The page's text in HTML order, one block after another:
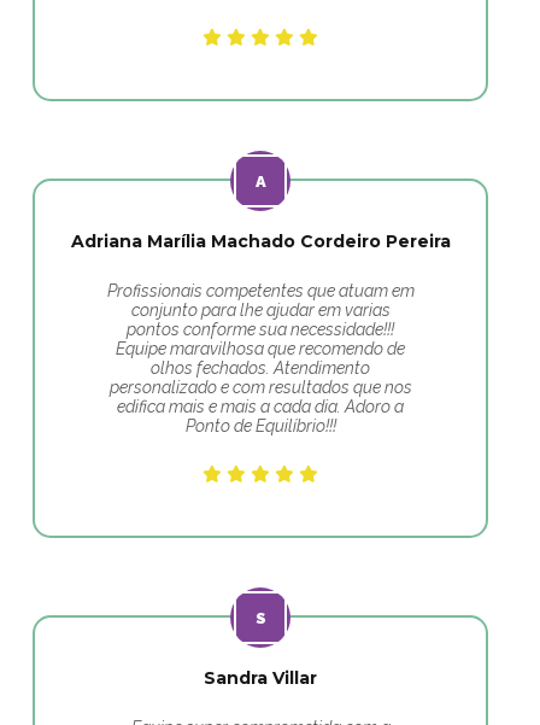
Adriana Marília Machado Cordeiro Pereira
Profissionais competentes que atuam em
conjunto para lhe ajudar em varias
pontos conforme sua necessidade!!!
Equipe maravilhosa que recomendo de
olhos fechados. Atendimento
personalizado e com resultados que nos
edifica mais e mais a cada dia. Adoro a
Ponto de Equilíbrio!!!
Sandra Villar